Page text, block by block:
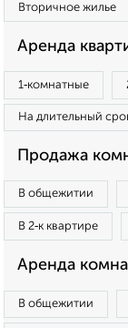
Вторичное жилье
Аренда
1‑комнатные
На длительный
Продажа
В общежитии
В 2‑к квартире
Аренда
В общежитии